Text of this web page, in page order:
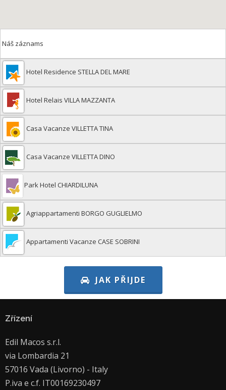
Náš záznams
Hotel Residence STELLA DEL MARE
Hotel Relais VILLA MAZZANTA
Casa Vacanze VILLETTA TINA
Casa Vacanze VILLETTA DINO
Park Hotel CHIARDILUNA
Agriappartamenti BORGO GUGLIELMO
Appartamenti Vacanze CASE SOBRINI
JAK PŘIJDE
Zřízení
Edil Macos s.r.l.
via Lombardia 21
57016 Vada (Livorno) - Italy
P.iva e c.f. IT00169230497